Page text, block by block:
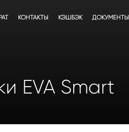
КОНТАКТЫ КЭШБЭК ДОКУМЕНТЫ
EVA Smart